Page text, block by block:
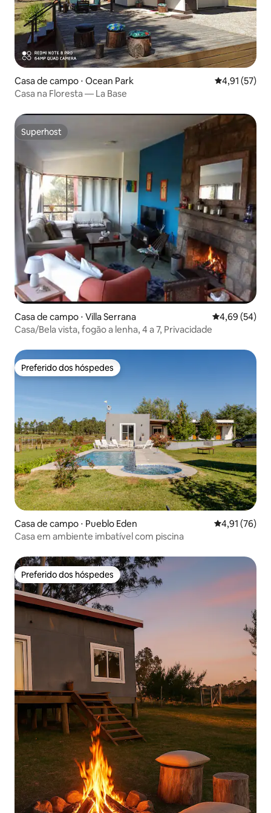
Casa de campo ⋅ Ocean Park 4,91 de uma
4,91 (57)
Casa na Floresta — La Base
Superhost
Superhost
Casa de campo ⋅ Villa Serrana 4,69 de uma
4,69 (54)
Casa/Bela vista, fogão a lenha, 4 a 7, Privacidade
Preferido dos hóspedes
Preferido dos hóspedes
Casa de campo ⋅ Pueblo Eden 4,91 de uma
4,91 (76)
Casa em ambiente imbatível com piscina
Preferido dos hóspedes
Preferido dos hóspedes